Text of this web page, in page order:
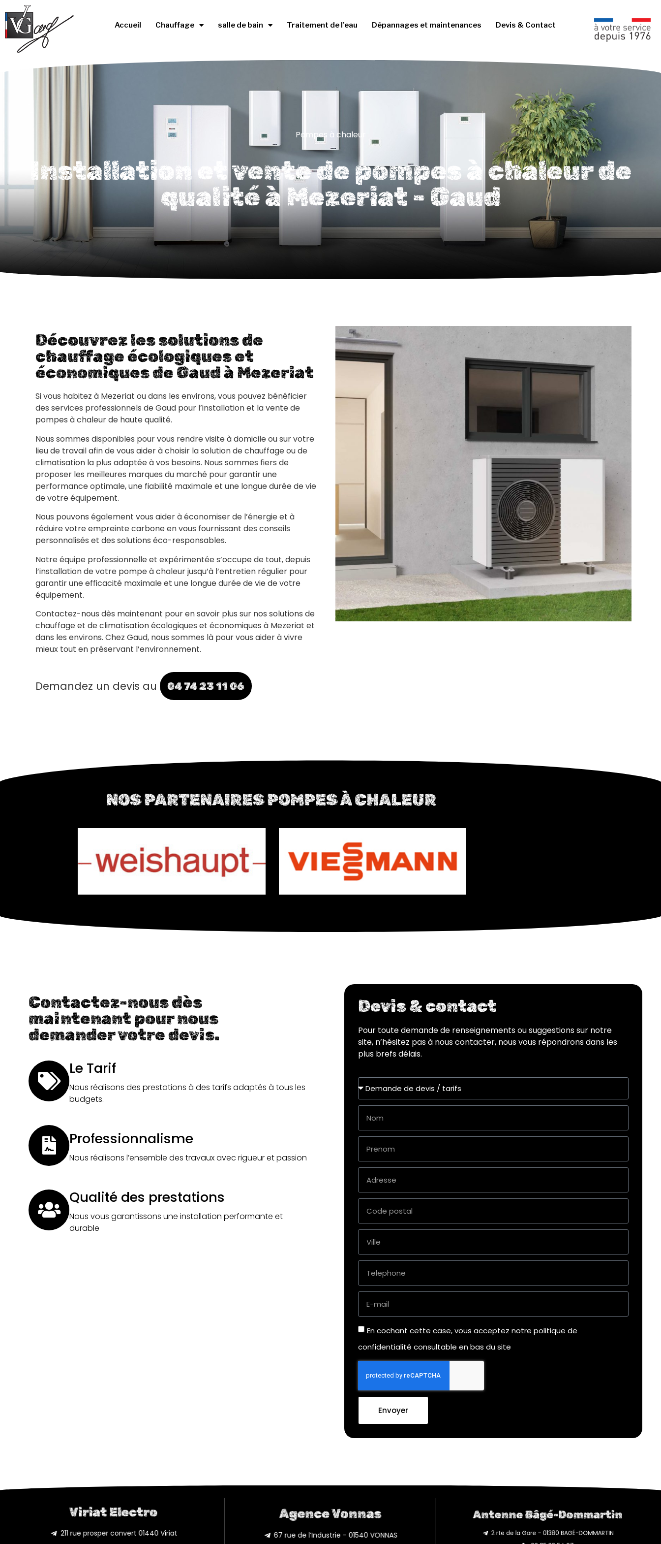
Accueil Chauffage salle de bain Traitement de l’eau Dépannages et maintenances Devis & Contact
Pompes à chaleur
Installation et vente de pompes à chaleur de
qualité à Mezeriat - Gaud
Découvrez les solutions de
chauffage écologiques et
économiques de Gaud à Mezeriat
Si vous habitez à Mezeriat ou dans les environs, vous pouvez bénéficier
des services professionnels de Gaud pour l’installation et la vente de
pompes à chaleur de haute qualité.
Nous sommes disponibles pour vous rendre visite à domicile ou sur votre
lieu de travail afin de vous aider à choisir la solution de chauffage ou de
climatisation la plus adaptée à vos besoins. Nous sommes fiers de
proposer les meilleures marques du marché pour garantir une
performance optimale, une fiabilité maximale et une longue durée de vie
de votre équipement.
Nous pouvons également vous aider à économiser de l’énergie et à
réduire votre empreinte carbone en vous fournissant des conseils
personnalisés et des solutions éco-responsables.
Notre équipe professionnelle et expérimentée s’occupe de tout, depuis
l’installation de votre pompe à chaleur jusqu’à l’entretien régulier pour
garantir une efficacité maximale et une longue durée de vie de votre
équipement.
Contactez-nous dès maintenant pour en savoir plus sur nos solutions de
chauffage et de climatisation écologiques et économiques à Mezeriat et
dans les environs. Chez Gaud, nous sommes là pour vous aider à vivre
mieux tout en préservant l’environnement.
Demandez un devis au 04 74 23 11 06
NOS PARTENAIRES POMPES À CHALEUR
Contactez-nous dès
maintenant pour nous
demander votre devis.
Le Tarif
Nous réalisons des prestations à des tarifs adaptés à tous les
budgets.
Professionnalisme
Nous réalisons l’ensemble des travaux avec rigueur et passion
Qualité des prestations
Nous vous garantissons une installation performante et
durable
Devis & contact
Pour toute demande de renseignements ou suggestions sur notre
site, n’hésitez pas à nous contacter, nous vous répondrons dans les
plus brefs délais.
En cochant cette case, vous acceptez notre politique de
confidentialité consultable en bas du site
Envoyer
Viriat Electro
211 rue prosper convert 01440 Viriat
Agence Vonnas
67 rue de l’Industrie - 01540 VONNAS
Antenne Bâgé-Dommartin
2 rte de la Gare - 01380 BAGÉ-DOMMARTIN